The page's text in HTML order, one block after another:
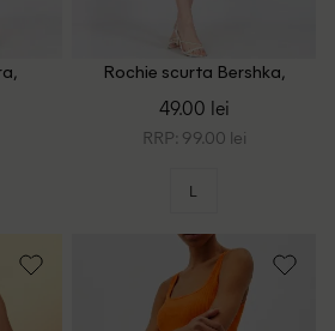
Rochie scurta Bershka,
49.00 lei
RRP: 99.00 lei
L